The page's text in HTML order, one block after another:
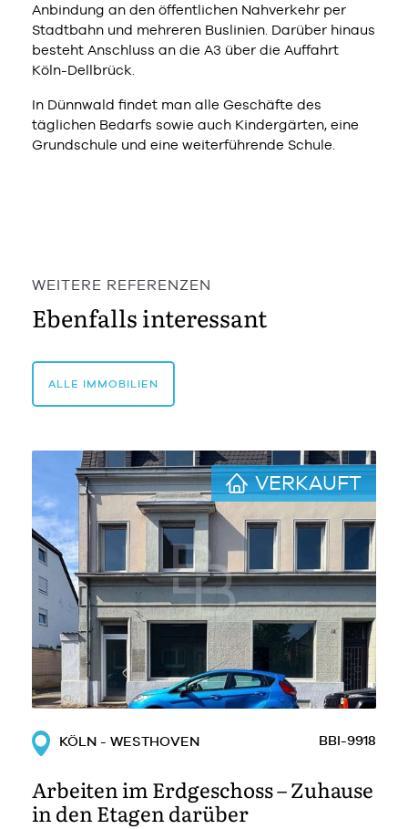
Anbindung an den öffentlichen Nahverkehr per
Stadtbahn und mehreren Buslinien. Darüber hinaus
besteht Anschluss an die A3 über die Auffahrt
Köln-Dellbrück.
In Dünnwald findet man alle Geschäfte des
täglichen Bedarfs sowie auch Kindergärten, eine
Grundschule und eine weiterführende Schule.
WEITERE REFERENZEN
Ebenfalls interessant
ALLE IMMOBILIEN
VERKAUFT
KÖLN - WESTHOVEN BBI-9918
Arbeiten im Erdgeschoss – Zuhause
in den Etagen darüber